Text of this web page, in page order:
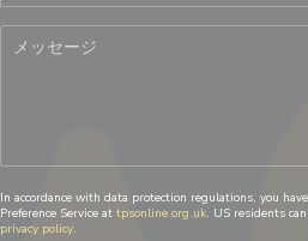
In accordance with data protection regulations, you
Preference Service at tpsonline.org.uk. US residents
privacy policy.